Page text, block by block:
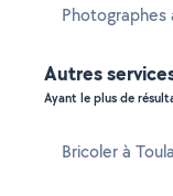
Photographes
Autres
Ayant le plus de
Bricoler à